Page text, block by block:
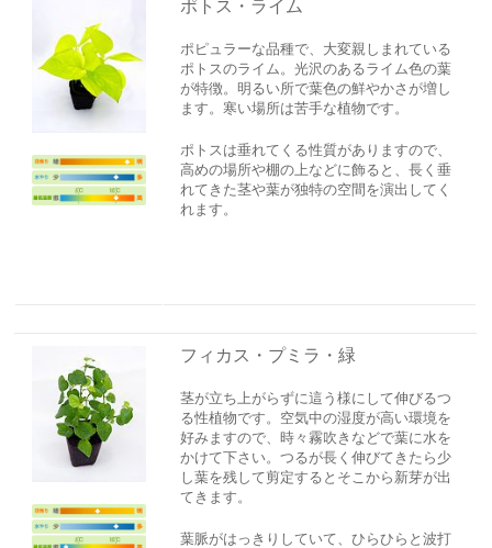
ポトス・ライム
ポピュラーな品種で、大変親しまれている
ポトスのライム。光沢のあるライム色の葉
が特徴。明るい所で葉色の鮮やかさが増し
ます。寒い場所は苦手な植物です。
ポトスは垂れてくる性質がありますので、
高めの場所や棚の上などに飾ると、長く垂
れてきた茎や葉が独特の空間を演出してく
れます。
フィカス・プミラ・緑
茎が立ち上がらずに這う様にして伸びるつ
る性植物です。空気中の湿度が高い環境を
好みますので、時々霧吹きなどで葉に水を
かけて下さい。つるが長く伸びてきたら少
し葉を残して剪定するとそこから新芽が出
てきます。
葉脈がはっきりしていて、ひらひらと波打